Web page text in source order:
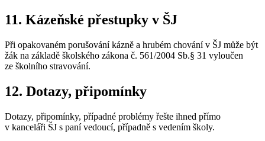
11. Kázeňské přestupky v ŠJ
Při opakovaném porušování kázně a hrubém chování v ŠJ může být
žák na základě školského zákona č. 561/2004 Sb.§ 31 vyloučen
ze školního stravování.
12. Dotazy, připomínky
Dotazy, připomínky, případné problémy řešte ihned přímo
v kanceláři ŠJ s paní vedoucí, případně s vedením školy.